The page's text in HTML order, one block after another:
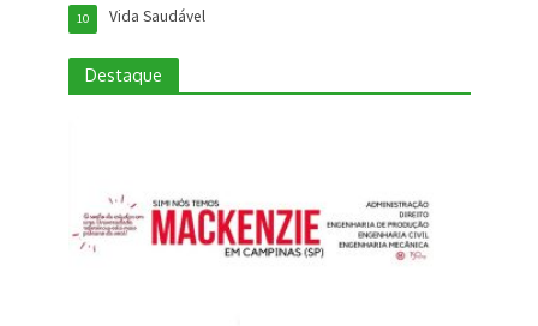
Vida Saudável
10
Destaque